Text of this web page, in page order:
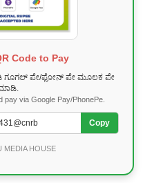
Code to Pay
ಗೂಗಲ್ ಪೇ/ಫೋನ್ ಪೇ ಮೂಲಕ ಪೇ
pay via Google Pay/PhonePe.
Copy
MEDIA HOUSE